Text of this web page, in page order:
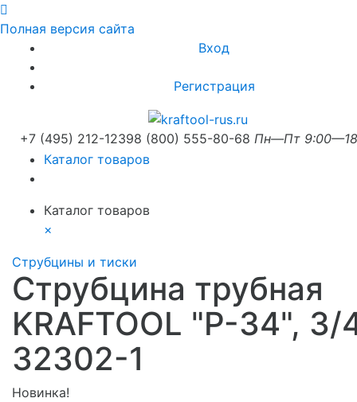
Полная версия сайта
Вход
Регистрация
+7 (495) 212-12398 (800) 555-80-68 Пн—Пт
Каталог товаров
Каталог товаров
×
Струбцины и тиски
Струбцина трубная
KRAFTOOL "P-34", 3/
32302-1
Новинка!